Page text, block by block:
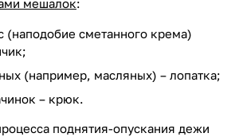
мешалок:
(наподобие сметанного крема)
(например, масляных) – лопатка;
– крюк.
поднятия-опускания дежи